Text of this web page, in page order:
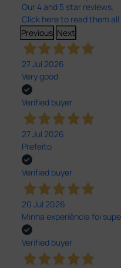
Our 4 and 5 star reviews.
Click here to read them all
Previous Next
27 Jul 2026
Very good
Verified buyer
27 Jul 2026
Prefeito
Verified buyer
20 Jul 2026
Minha experiência foi
Verified buyer